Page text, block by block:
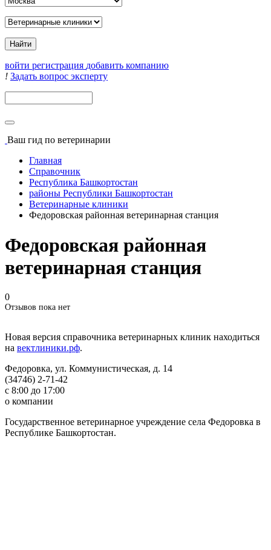
войти регистрация добавить компанию
! Задать вопрос эксперту
Ваш гид по ветеринарии
Главная
Справочник
Республика Башкортостан
районы Республики Башкортостан
Ветеринарные клиники
Федоровская районная ветеринарная станция
Федоровская районная
ветеринарная станция
0
Отзывов пока нет
Новая версия справочника ветеринарных клиник находиться
на вектлиники.рф.
Федоровка, ул. Коммунистическая, д. 14
(34746) 2-71-42
с 8:00 до 17:00
о компании
Государственное ветеринарное учреждение села Федоровка в
Республике Башкортостан.